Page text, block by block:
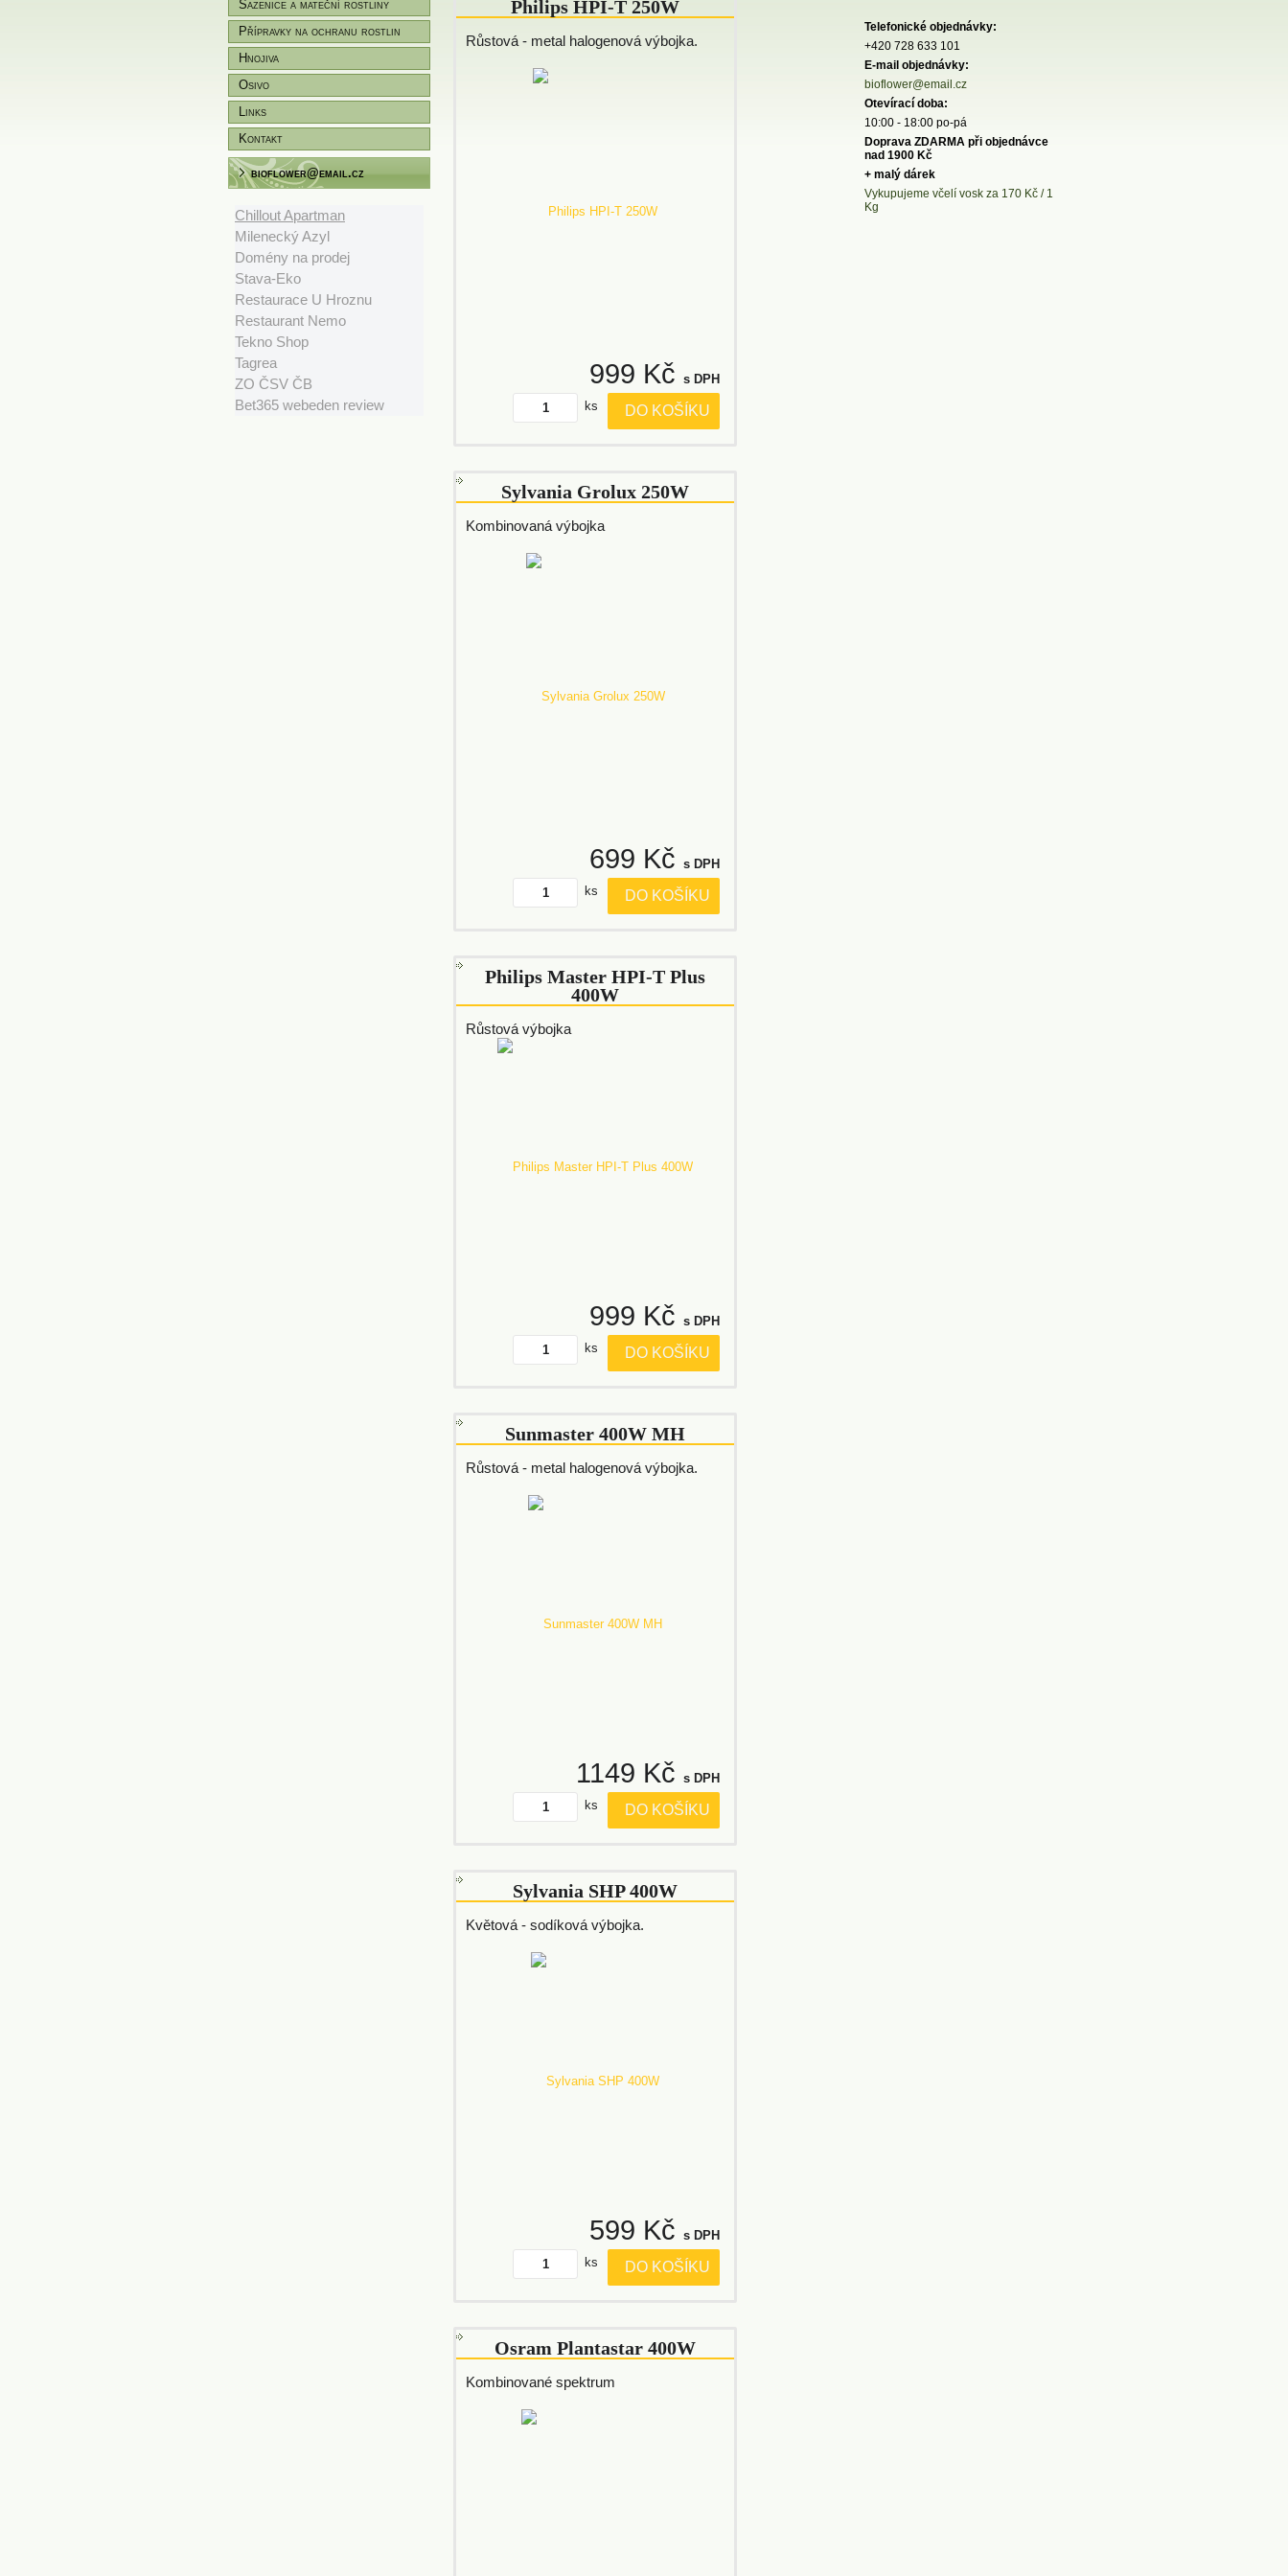
Sazenice a mateční rostliny
Přípravky na ochranu rostlin
Hnojiva
Osivo
Links
Kontakt
bioflower@email.cz
Chillout Apartman
Milenecký Azyl
Domény na prodej
Stava-Eko
Restaurace U Hroznu
Restaurant Nemo
Tekno Shop
Tagrea
ZO ČSV ČB
Bet365 webeden review
Philips HPI-T 250W
Růstová - metal halogenová výbojka.
999 Kčs DPH
ks
DO KOŠÍKU
Sylvania Grolux 250W
Kombinovaná výbojka
699 Kčs DPH
ks
DO KOŠÍKU
Philips Master HPI-T Plus
400W
Růstová výbojka
999 Kčs DPH
ks
DO KOŠÍKU
Sunmaster 400W MH
Růstová - metal halogenová výbojka.
1149 Kčs DPH
ks
DO KOŠÍKU
Sylvania SHP 400W
Květová - sodíková výbojka.
599 Kčs DPH
ks
DO KOŠÍKU
Osram Plantastar 400W
Kombinované spektrum
Telefonické objednávky:
+420 728 633 101
E-mail objednávky:
bioflower@email.cz
Otevírací doba:
10:00 - 18:00 po-pá
Doprava ZDARMA při objednávce
nad 1900 Kč
+ malý dárek
Vykupujeme včelí vosk za 170 Kč / 1
Kg